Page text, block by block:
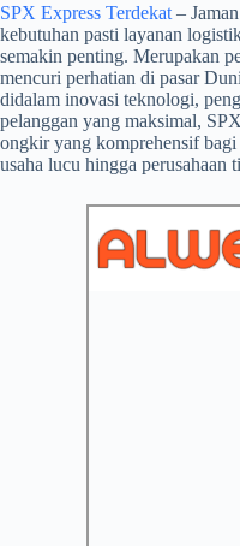
SPX Express Terdekat –
kebutuhan pasti layanan
semakin penting. Merupakan
mencuri perhatian di pasar
didalam inovasi teknologi,
pelanggan yang maksimal,
ongkir yang komprehensif
usaha lucu hingga perusahaan